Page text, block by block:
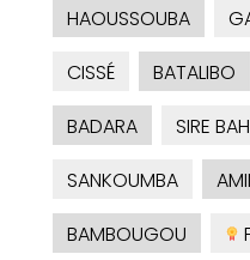
HAOUSSOUBA
CISSÉ
BATALIBO
BADARA
SIRE BAH
SANKOUMBA
BAMBOUGOU